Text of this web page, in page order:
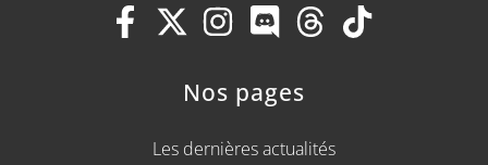
Nos pages
Les dernières actualités